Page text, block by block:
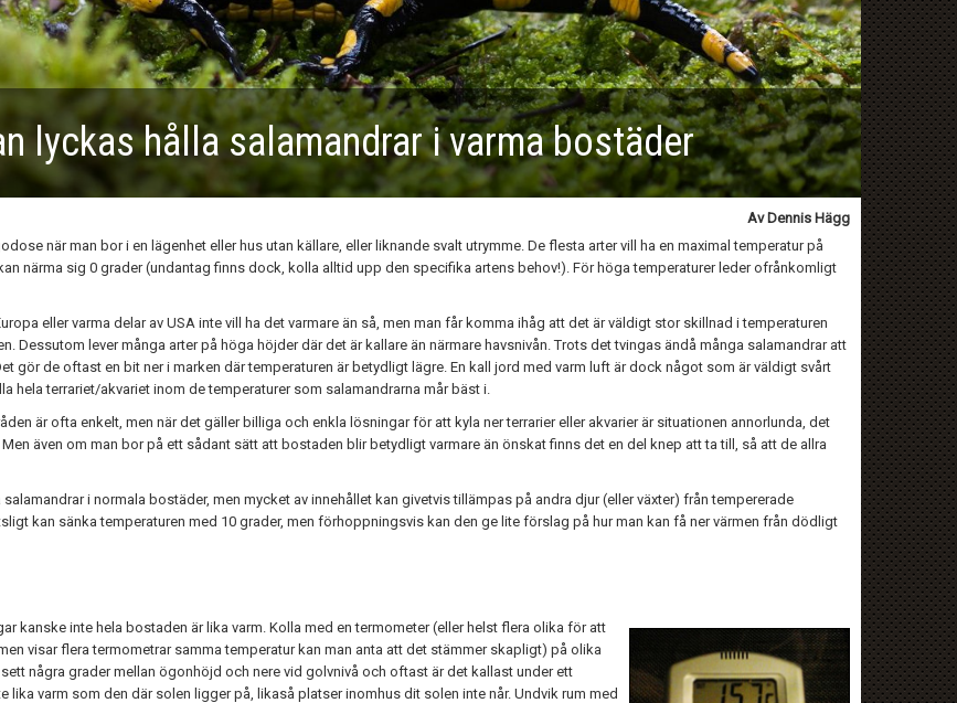
lyckas hålla salamandrar i varma bostäder
Av Dennis Hägg
när man bor i en lägenhet eller hus utan källare, eller liknande svalt utrymme. De flesta arter vill ha en maximal temperatur på
närma sig 0 grader (undantag finns dock, kolla alltid upp den specifika artens behov!). För höga temperaturer leder ofrånkomligt
eller varma delar av USA inte vill ha det varmare än så, men man får komma ihåg att det är väldigt stor skillnad i temperaturen
lever många arter på höga höjder där det är kallare än närmare havsnivån. Trots det tvingas ändå många salamandrar att
gör de oftast en bit ner i marken där temperaturen är betydligt lägre. En kall jord med varm luft är dock något som är väldigt svårt
hela terrariet/akvariet inom de temperaturer som salamandrarna mår bäst i.
är ofta enkelt, men när det gäller billiga och enkla lösningar för att kyla ner terrarier eller akvarier är situationen annorlunda, det
även om man bor på ett sådant sätt att bostaden blir betydligt varmare än önskat finns det en del knep att ta till, så att de allra
i normala bostäder, men mycket av innehållet kan givetvis tillämpas på andra djur (eller växter) från tempererade
kan sänka temperaturen med 10 grader, men förhoppningsvis kan den ge lite förslag på hur man kan få ner värmen från dödligt
kanske inte hela bostaden är lika varm. Kolla med en termometer (eller helst flera olika för att
visar flera termometrar samma temperatur kan man anta att det stämmer skapligt) på olika
några grader mellan ögonhöjd och nere vid golvnivå och oftast är det kallast under ett
varm som den där solen ligger på, likaså platser inomhus dit solen inte når. Undvik rum med